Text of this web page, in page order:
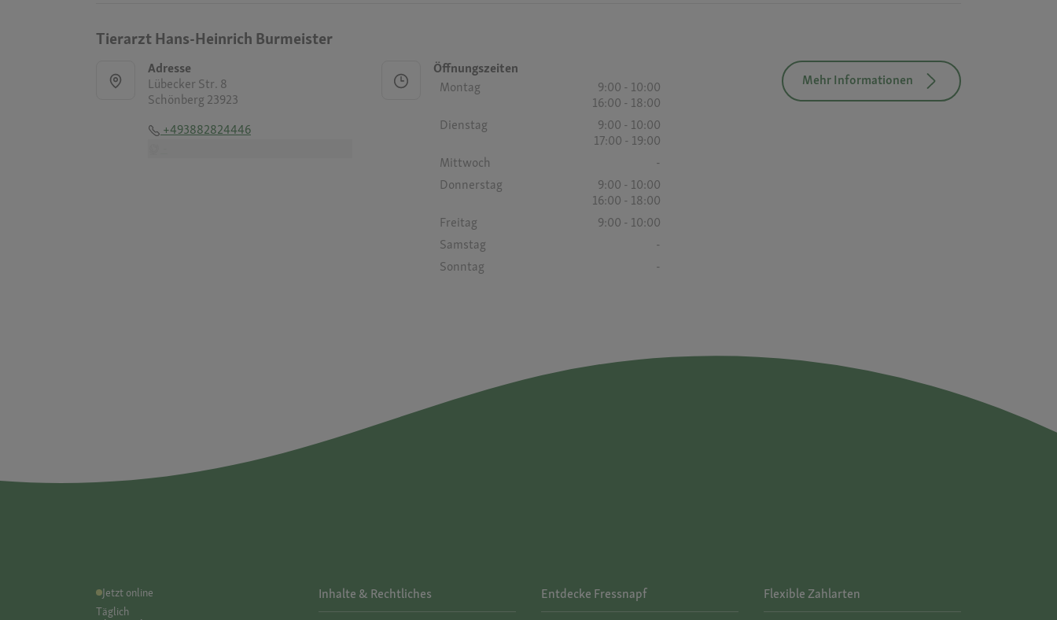
Tierarzt Hans-Heinrich Burmeister
Adresse
Lübecker Str. 8
Schönberg 23923
+493882824446
Öffnungszeiten
Montag
9:00 - 10:00
16:00 - 18:00
Dienstag
9:00 - 10:00
17:00 - 19:00
Mittwoch
-
Donnerstag
9:00 - 10:00
16:00 - 18:00
Freitag
9:00 - 10:00
Samstag
-
Sonntag
-
Mehr Informationen
Jetzt online
Täglich
Inhalte & Rechtliches Entdecke Fressnapf Flexible Zahlarten